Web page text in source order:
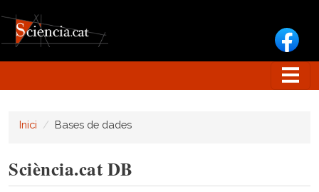
Inici Bases de dades
Sciència.cat DB